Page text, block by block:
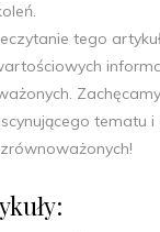
tego
tematu i